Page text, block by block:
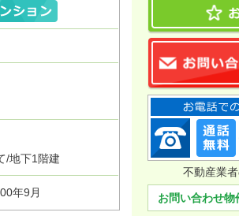
/地下1階建
年9月
不動産業
お問い合わせ物